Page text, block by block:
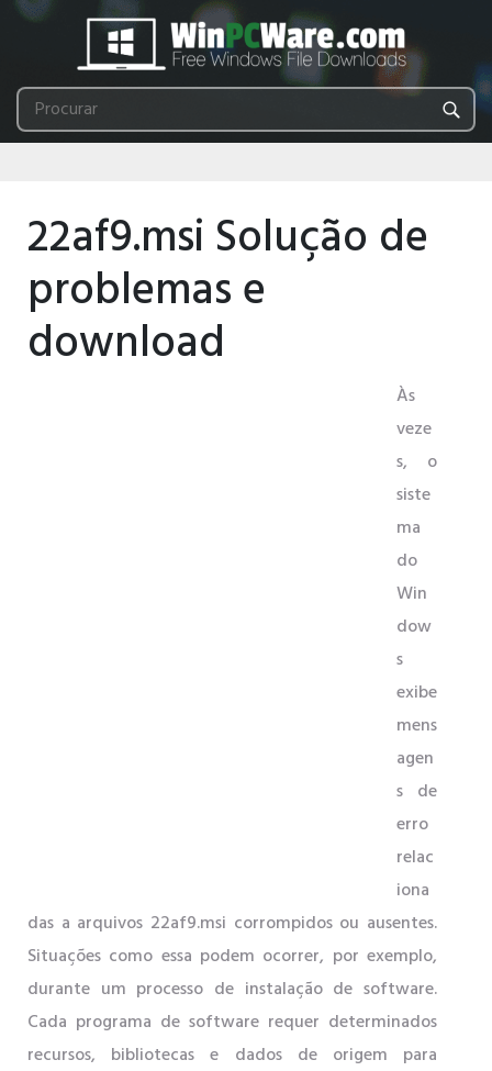
22af9.msi Solução de
problemas e
download
Às
veze
s, o
siste
ma
do
Win
dow
s
exibe
mens
agen
s de
erro
relac
iona
das a arquivos 22af9.msi corrompidos ou ausentes.
Situações como essa podem ocorrer, por exemplo,
durante um processo de instalação de software.
Cada programa de software requer determinados
recursos, bibliotecas e dados de origem para